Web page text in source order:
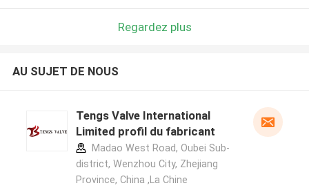
Regardez plus
AU SUJET DE NOUS
Tengs Valve International
Limited profil du fabricant
Madao West Road, Oubei Sub-
district, Wenzhou City, Zhejiang
Province, China ,La Chine